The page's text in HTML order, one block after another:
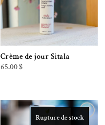
Crème de jour Sitala
65.00$
Rupture de stock